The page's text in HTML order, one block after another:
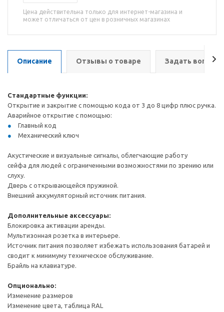
Цена действительна только для интернет-магазина и
может отличаться от цен в розничных магазинах
Описание Отзывы о товаре Задать вопрос
Стандартные функции:
Открытие и закрытие с помощью кода от 3 до 8 цифр плюс ручка.
Аварийное открытие с помощью:
Главный код
Механический ключ
Акустические и визуальные сигналы, облегчающие работу
сейфа для людей с ограниченными возможностями по зрению или
слуху.
Дверь с открывающейся пружиной.
Внешний аккумуляторный источник питания.
Дополнительные аксессуары:
Блокировка активации аренды.
Мультизонная розетка в интерьере.
Источник питания позволяет избежать использования батарей и
сводит к минимуму техническое обслуживание.
Брайль на клавиатуре.
Опционально:
Изменение размеров
Изменение цвета, таблица RAL